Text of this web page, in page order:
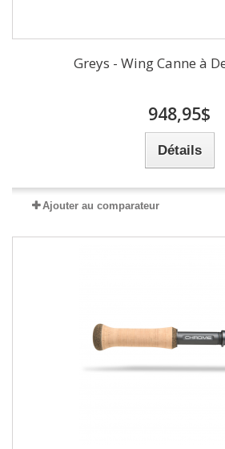
Greys - Wing Canne à
948,95$
Détails
Ajouter au comparateur